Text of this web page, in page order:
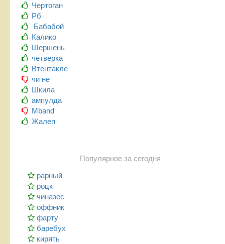
Чертоган
Рб
Бабабой
Калико
Шершень
четверка
Втентакле
чи не
Шкила
ампулда
Mband
Жалеп
Популярное за сегодня
рарный
роцк
чиназес
оффник
фарту
баребух
кирять